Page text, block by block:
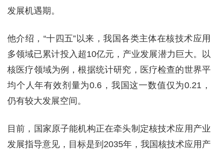
发展机遇期。
他介绍，“十四五”以来，我国各类主体在核技术应用
多领域已累计投入超10亿元，产业发展潜力巨大。以
核医疗领域为例，根据统计研究，医疗检查的世界平
均个人年有效剂量为0.6，我国这一数值仅为0.21，
仍有较大发展空间。
目前，国家原子能机构正在牵头制定核技术应用产业
发展指导意见，目标是到2035年，我国核技术应用产